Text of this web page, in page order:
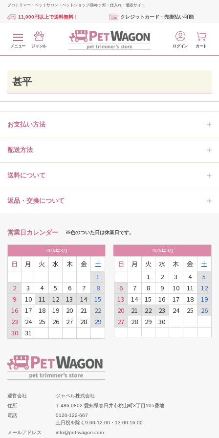
プロトリマー・ペットサロン・ペットショップ様向け 卸・仕入れ・通販サイト
11,000円以上で送料無料！ クレジットカード・売掛払い可能
メニュー ジャンル ログイン カート
甚平
お支払い方法
配送方法
送料について
返品・交換について
営業日カレンダー ※色のついた日は休業日です。
2026年8月
日 月 火 水 木 金
土
1
2
3 4 5 6 7
8
9
10 11 12 13 14
15
16
17 18 19 20 21
22
23
24 25 26 27 28
29
30
31
2026年9月
日 月 火 水 木 金
土
1
2 3 4
5
6
7 8 9 10 11
12
13
14 15 16 17 18
19
20
21 22 23 24 25
26
27
28 29 30
運営会社
ジャペル株式会社
住所
〒486-0802 愛知県春日井市桃山町3丁目105番地
電話
0120-122-667
土日祝を除く9:00-12:00・13:00-16:00
メールアドレス
info@pet-wagon.com